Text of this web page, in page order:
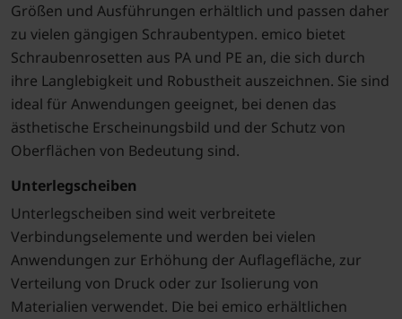
Größen und Ausführungen erhältlich und passen daher
zu vielen gängigen Schraubentypen. emico bietet
Schraubenrosetten aus PA und PE an, die sich durch
ihre Langlebigkeit und Robustheit auszeichnen. Sie sind
ideal für Anwendungen geeignet, bei denen das
ästhetische Erscheinungsbild und der Schutz von
Oberflächen von Bedeutung sind.
Unterlegscheiben
Unterlegscheiben sind weit verbreitete
Verbindungselemente und werden bei vielen
Anwendungen zur Erhöhung der Auflagefläche, zur
Verteilung von Druck oder zur Isolierung von
Materialien verwendet. Die bei emico erhältlichen